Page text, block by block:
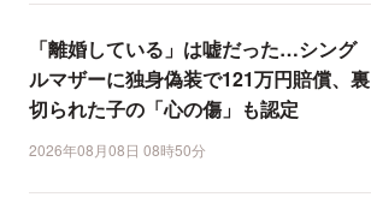
「離婚している」は嘘だった…シング
ルマザーに独身偽装で121万円賠償、裏
切られた子の「心の傷」も認定
2026年08月08日 08時50分